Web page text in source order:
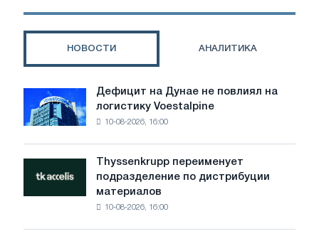
сократился
на
НОВОСТИ АНАЛИТИКА
Дефицит
на
Дунае
Voestalpine
Дефицит на Дунае не повлиял на
логистику Voestalpine
10-08-2026, 16:00
переименует
подразделение
Thyssenkrupp переименует
подразделение по дистрибуции
материалов
10-08-2026, 16:00